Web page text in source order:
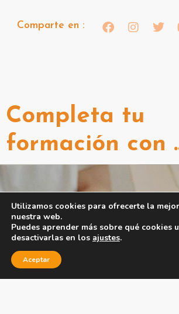
Comparte en :
Completa tu
formación con
Utilizamos cookies para ofrecerte la
nuestra web.
Puedes aprender más sobre qué cookies
desactivarlas en los ajustes.
Aceptar